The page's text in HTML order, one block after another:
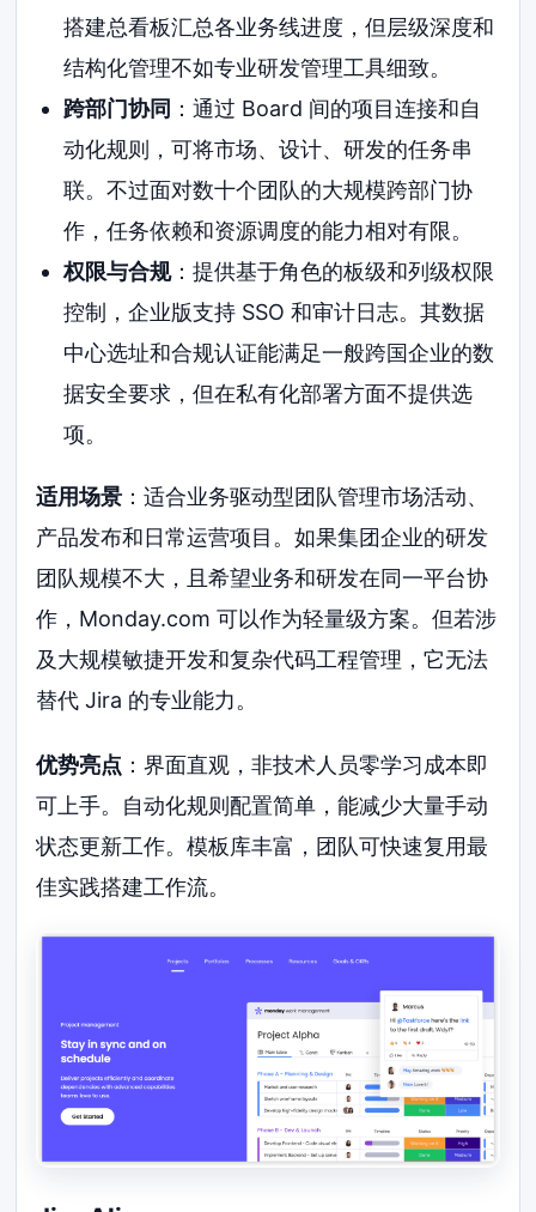
搭建总看板汇总各业务线进度，但层级深度和
结构化管理不如专业研发管理工具细致。
跨部门协同 ：通过 Board 间的项目连接和自
动化规则，可将市场、设计、研发的任务串
联。不过面对数十个团队的大规模跨部门协
作，任务依赖和资源调度的能力相对有限。
权限与合规：提供基于角色的板级和列级权限
控制，企业版支持 SSO 和审计日志。其数据
中心选址和合规认证能满足一般跨国企业的数
据安全要求，但在私有化部署方面不提供选
项。
适用场景 ：适合业务驱动型团队管理市场活动、
产品发布和日常运营项目。如果集团企业的研发
团队规模不大，且希望业务和研发在同一平台协
作，Monday.com 可以作为轻量级方案。但若涉
及大规模敏捷开发和复杂代码工程管理，它无法
替代 Jira 的专业能力。
优势亮点 ：界面直观，非技术人员零学习成本即
可上手。自动化规则配置简单，能减少大量手动
状态更新工作。模板库丰富，团队可快速复用最
佳实践搭建工作流。